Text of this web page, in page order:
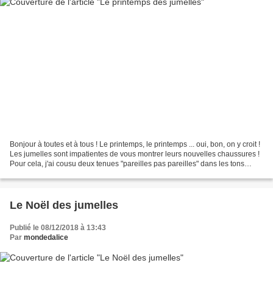
Bonjour à toutes et à tous ! Le printemps, le printemps ... oui, bon, on y croit !
Les jumelles sont impatientes de vous montrer leurs nouvelles chaussures !
Pour cela, j'ai cousu deux tenues "pareilles pas pareilles" dans les tons
Le Noël des jumelles
Publié le 08/12/2018 à 13:43
Par mondedalice